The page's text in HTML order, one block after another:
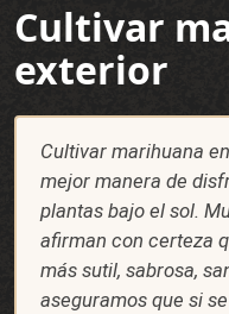
Cultivar
exterior
Cultivar marihuana
mejor manera de
plantas bajo el sol.
afirman con certeza
más sutil, sabrosa,
aseguramos que si